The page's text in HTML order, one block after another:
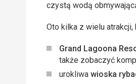
czystą wodą
Oto kilka z wielu
Grand Lagoona
także zobaczyć
urokliwa wioska